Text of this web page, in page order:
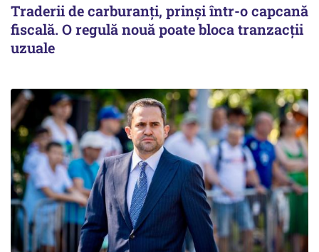
Traderii de carburanți, prinși într-o capcană
fiscală. O regulă nouă poate bloca tranzacții
uzuale